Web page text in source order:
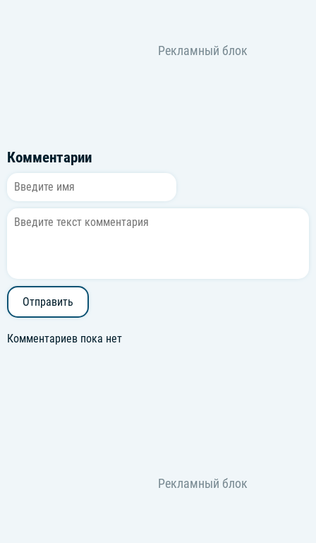
Комментарии
Отправить
Комментариев пока нет